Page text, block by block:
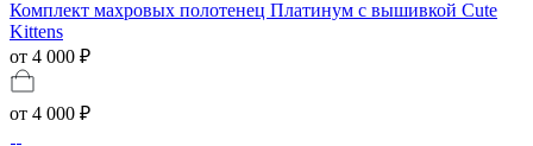
Комплект махровых полотенец Платинум с вышивкой Cute
Kittens
от 4 000 ₽
от 4 000 ₽